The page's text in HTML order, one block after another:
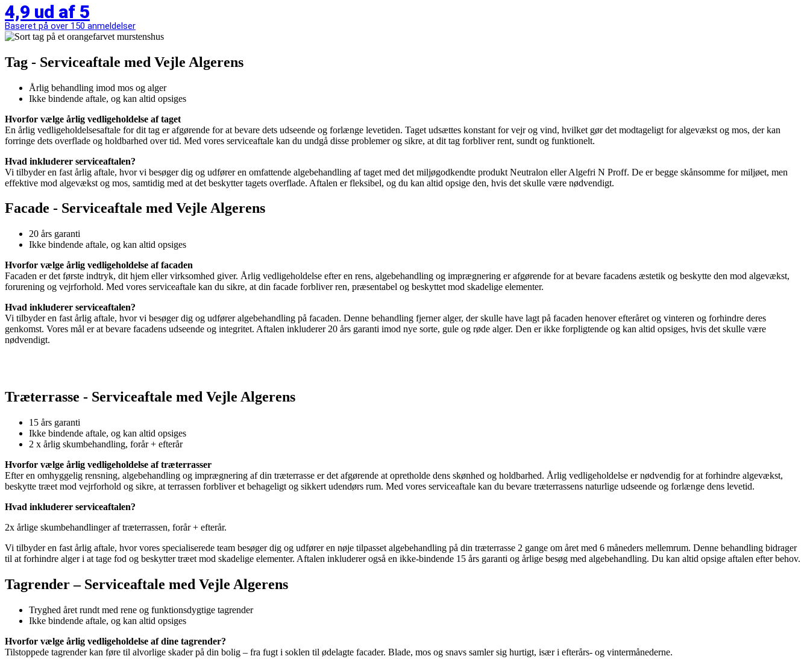
4,9 ud af 5
Baseret på over 150 anmeldelser
Tag - Serviceaftale med Vejle Algerens
Årlig behandling imod mos og alger
Ikke bindende aftale, og kan altid opsiges
Hvorfor vælge årlig vedligeholdelse af taget
En årlig vedligeholdelsesaftale for dit tag er afgørende for at bevare dets udseende og forlænge levetiden. Taget udsættes konstant for vejr og vind, hvilket gør det modtageligt for algevækst og mos, der kan
forringe dets overflade og holdbarhed over tid. Med vores serviceaftale kan du undgå disse problemer og sikre, at dit tag forbliver rent, sundt og funktionelt.
Hvad inkluderer serviceaftalen?
Vi tilbyder en fast årlig aftale, hvor vi besøger dig og udfører en omfattende algebehandling af taget med det miljøgodkendte produkt Neutralon eller Algefri N Proff. De er begge skånsomme for miljøet, men
effektive mod algevækst og mos, samtidig med at det beskytter tagets overflade. Aftalen er fleksibel, og du kan altid opsige den, hvis det skulle være nødvendigt.
Facade - Serviceaftale med Vejle Algerens
20 års garanti
Ikke bindende aftale, og kan altid opsiges
Hvorfor vælge årlig vedligeholdelse af facaden
Facaden er det første indtryk, dit hjem eller virksomhed giver. Årlig vedligeholdelse efter en rens, algebehandling og imprægnering er afgørende for at bevare facadens æstetik og beskytte den mod algevækst,
forurening og vejrforhold. Med vores serviceaftale kan du sikre, at din facade forbliver ren, præsentabel og beskyttet mod skadelige elementer.
Hvad inkluderer serviceaftalen?
Vi tilbyder en fast årlig aftale, hvor vi besøger dig og udfører algebehandling på facaden. Denne behandling fjerner alger, der skulle have lagt på facaden henover efteråret og vinteren og forhindre deres
genkomst. Vores mål er at bevare facadens udseende og integritet. Aftalen inkluderer 20 års garanti imod nye sorte, gule og røde alger. Den er ikke forpligtende og kan altid opsiges, hvis det skulle være
nødvendigt.
Træterrasse - Serviceaftale med Vejle Algerens
15 års garanti
Ikke bindende aftale, og kan altid opsiges
2 x årlig skumbehandling, forår + efterår
Hvorfor vælge årlig vedligeholdelse af træterrasser
Efter en omhyggelig rensning, algebehandling og imprægnering af din træterrasse er det afgørende at opretholde dens skønhed og holdbarhed. Årlig vedligeholdelse er nødvendig for at forhindre algevækst,
beskytte træet mod vejrforhold og sikre, at terrassen forbliver et behageligt og sikkert udendørs rum. Med vores serviceaftale kan du bevare træterrassens naturlige udseende og forlænge dens levetid.
Hvad inkluderer serviceaftalen?
2x årlige skumbehandlinger af træterrassen, forår + efterår.
Vi tilbyder en fast årlig aftale, hvor vores specialiserede team besøger dig og udfører en nøje tilpasset algebehandling på din træterrasse 2 gange om året med 6 måneders mellemrum. Denne behandling bidrager
til at forhindre alger i at tage fod og beskytter træet mod skadelige elementer. Aftalen inkluderer også en ikke-bindende 15 års garanti og årlige besøg med algebehandling. Du kan altid opsige aftalen efter behov.
Tagrender – Serviceaftale med Vejle Algerens
Tryghed året rundt med rene og funktionsdygtige tagrender
Ikke bindende aftale, og kan altid opsiges
Hvorfor vælge årlig vedligeholdelse af dine tagrender?
Tilstoppede tagrender kan føre til alvorlige skader på din bolig – fra fugt i soklen til ødelagte facader. Blade, mos og snavs samler sig hurtigt, især i efterårs- og vintermånederne.